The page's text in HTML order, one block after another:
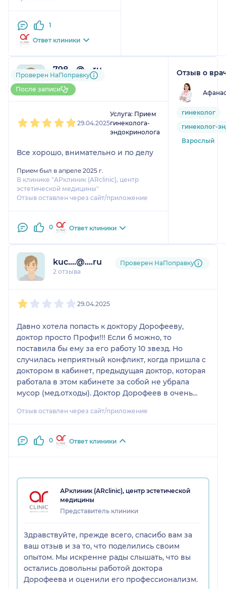
доброжелательный персонал, что также создаёт
положительное впечатление от визита. Я
уверена, что продолжу обращаться к ней за
1
Ответ клиники
798....@....ru
1 отзыв
До 5 записей через НаПоправку
Проверен НаПоправку
После записи
29.04.2025
Услуга: Прием
гинеколога-
эндокринолога
Все хорошо, внимательно и по делу
Прием был в апреле 2025 г.
В клинике "АРклиник (ARсlinic), центр
эстетической медицины"
Отзыв оставлен через сайт/приложение
0 Ответ клиники
Отзыв о
гинеколог
гинеколог-
Взрослый
kuc....@....ru
2 отзыва
Проверен НаПоправку
29.04.2025
Давно хотела попасть к доктору Дорофееву,
доктор просто Профи!!! Если б можно, то
поставила бы ему за его работу 10 звезд. Но
случилась неприятный конфликт, когда пришла с
доктором в кабинет, предыдущая доктор, которая
работала в этом кабинете за собой не убрала
мусор (мед.отходы). Доктор Дорофеев в очень
грубо, очень резко , не стесняясь меня-пациента
мой задержался на значительное время для
меня! Но мусор убран так и не был ею. Честно
такое.
Отзыв оставлен через сайт/приложение
0 Ответ клиники
АРклиник (ARсlinic), центр эстетической
медицины
Представитель клиники
Здравствуйте, прежде всего, спасибо вам за
ваш отзыв и за то, что поделились своим
опытом. Мы искренне рады слышать, что вы
остались довольны работой доктора
Дорофеева и оценили его профессионализм.